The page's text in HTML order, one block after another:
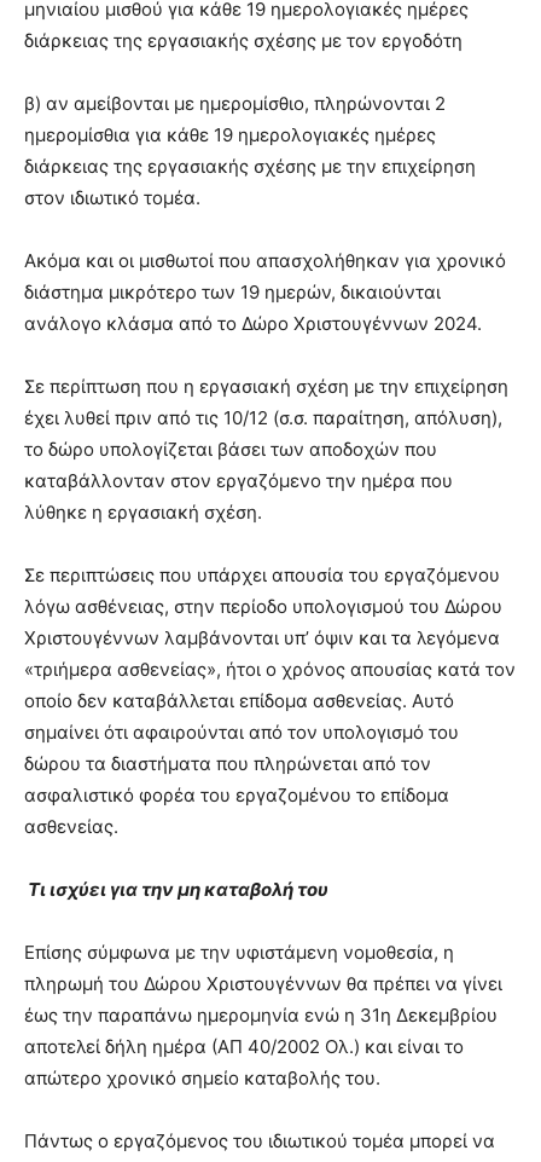
μηνιαίου μισθού για κάθε 19 ημερολογιακές ημέρες
διάρκειας της εργασιακής σχέσης με τον εργοδότη
β) αν αμείβονται με ημερομίσθιο, πληρώνονται 2
ημερομίσθια για κάθε 19 ημερολογιακές ημέρες
διάρκειας της εργασιακής σχέσης με την επιχείρηση
στον ιδιωτικό τομέα.
Ακόμα και οι μισθωτοί που απασχολήθηκαν για χρονικό
διάστημα μικρότερο των 19 ημερών, δικαιούνται
ανάλογο κλάσμα από το Δώρο Χριστουγέννων 2024.
Σε περίπτωση που η εργασιακή σχέση με την επιχείρηση
έχει λυθεί πριν από τις 10/12 (σ.σ. παραίτηση, απόλυση),
το δώρο υπολογίζεται βάσει των αποδοχών που
καταβάλλονταν στον εργαζόμενο την ημέρα που
λύθηκε η εργασιακή σχέση.
Σε περιπτώσεις που υπάρχει απουσία του εργαζόμενου
λόγω ασθένειας, στην περίοδο υπολογισμού του Δώρου
Χριστουγέννων λαμβάνονται υπ’ όψιν και τα λεγόμενα
«τριήμερα ασθενείας», ήτοι ο χρόνος απουσίας κατά τον
οποίο δεν καταβάλλεται επίδομα ασθενείας. Αυτό
σημαίνει ότι αφαιρούνται από τον υπολογισμό του
δώρου τα διαστήματα που πληρώνεται από τον
ασφαλιστικό φορέα του εργαζομένου το επίδομα
ασθενείας.
Τι ισχύει για την μη καταβολή του
Επίσης σύμφωνα με την υφιστάμενη νομοθεσία, η
πληρωμή του Δώρου Χριστουγέννων θα πρέπει να γίνει
έως την παραπάνω ημερομηνία ενώ η 31η Δεκεμβρίου
αποτελεί δήλη ημέρα (ΑΠ 40/2002 Ολ.) και είναι το
απώτερο χρονικό σημείο καταβολής του.
Πάντως ο εργαζόμενος του ιδιωτικού τομέα μπορεί να